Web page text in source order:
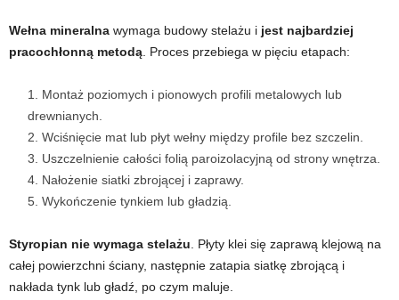
Wełna mineralna wymaga budowy stelażu i jest najbardziej
pracochłonną metodą. Proces przebiega w pięciu etapach:
Montaż poziomych i pionowych profili metalowych lub
drewnianych.
Wciśnięcie mat lub płyt wełny między profile bez szczelin.
Uszczelnienie całości folią paroizolacyjną od strony wnętrza.
Nałożenie siatki zbrojącej i zaprawy.
Wykończenie tynkiem lub gładzią.
Styropian nie wymaga stelażu. Płyty klei się zaprawą klejową na
całej powierzchni ściany, następnie zatapia siatkę zbrojącą i
nakłada tynk lub gładź, po czym maluje.